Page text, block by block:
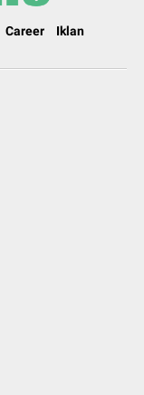
Career Iklan